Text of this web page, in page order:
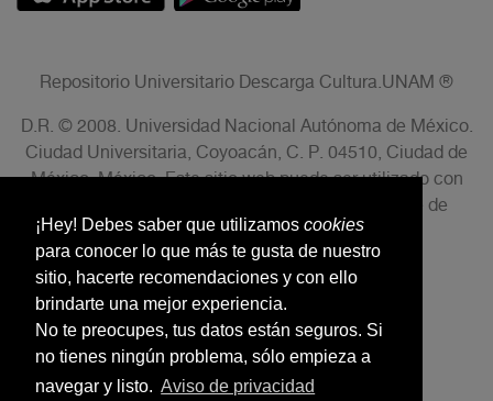
¡Hey! Debes saber que utilizamos cookies
para conocer lo que más te gusta de nuestro
sitio, hacerte recomendaciones y con ello
brindarte una mejor experiencia.
No te preocupes, tus datos están seguros. Si
no tienes ningún problema, sólo empieza a
navegar y listo. Aviso de privacidad
Repositorio Universitario Descarga Cultura.UNAM ®
D.R. © 2008. Universidad Nacional Autónoma de México.
Ciudad Universitaria, Coyoacán, C. P. 04510, Ciudad de
México, México. Este sitio web puede ser utilizado con
fines no lucrativos siempre que se cite la fuente de
conformidad con el AVISO LEGAL.